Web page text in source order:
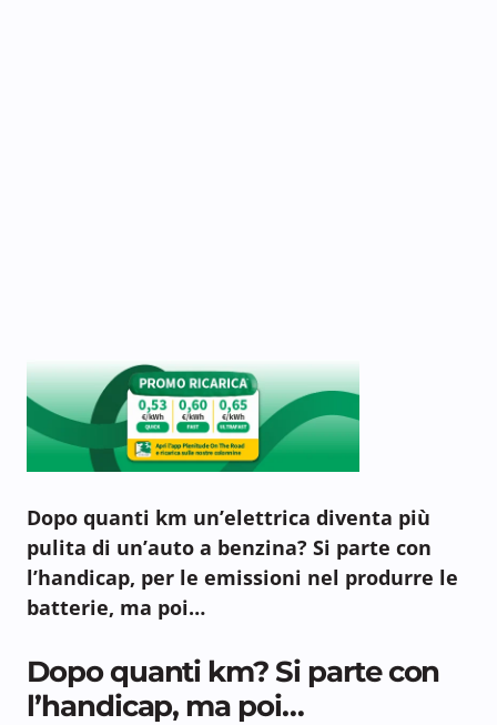
Dopo quanti km un’elettrica diventa più
pulita di un’auto a benzina? Si parte con
l’handicap, per le emissioni nel produrre le
batterie, ma poi…
Dopo quanti km? Si parte con
l’handicap, ma poi…